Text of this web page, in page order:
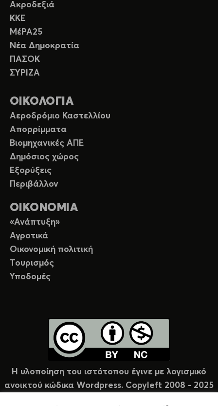
Ακροδεξιά
ΚΚΕ
ΜέΡΑ25
Νέα Δημοκρατία
ΠΑΣΟΚ
ΣΥΡΙΖΑ
ΟΙΚΟΛΟΓΙΑ
Αεροδρόμιο Καστελλίου
Απορρίμματα
Βιομηχανικές ΑΠΕ
Δημόσιος χώρος
Εξορύξεις
Περιβάλλον
ΟΙΚΟΝΟΜΙΑ
«Ανάπτυξη»
Αγροτικά
Οικονομική πολιτική
Τουρισμός
Υποδομές
Η υλοποίηση του ιστότοπου έγινε με λογισμικό
ανοικτού κώδικα Wordpress. Copyleft 2008 - 2025